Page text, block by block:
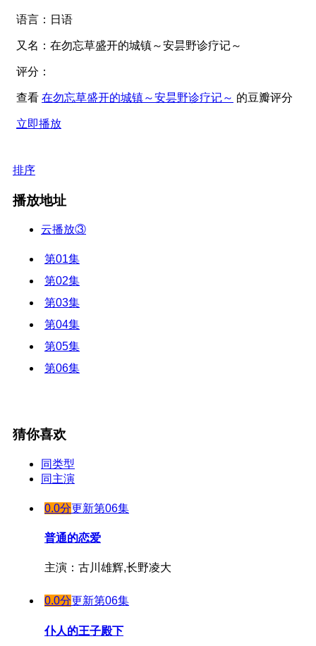
语言： 日语
又名： 在勿忘草盛开的城镇～安昙野诊疗记～
评分：
查看 在勿忘草盛开的城镇～安昙野诊疗记～ 的豆瓣评分
立即播放
排序
播放地址
云播放③
第01集
第02集
第03集
第04集
第05集
第06集
猜你喜欢
同类型
同主演
0.0分更新第06集
普通的恋爱
主演：古川雄辉,长野凌大
0.0分更新第06集
仆人的王子殿下